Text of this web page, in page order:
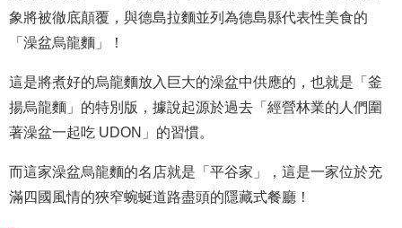
象將被徹底顛覆，與德島拉麵並列為德島縣代表性美食的
「澡盆烏龍麵」！
這是將煮好的烏龍麵放入巨大的澡盆中供應的，也就是「釜
揚烏龍麵」的特別版，據說起源於過去「經營林業的人們圍
著澡盆一起吃 UDON」的習慣。
而這家澡盆烏龍麵的名店就是「平谷家」，這是一家位於充
滿四國風情的狹窄蜿蜒道路盡頭的隱藏式餐廳！